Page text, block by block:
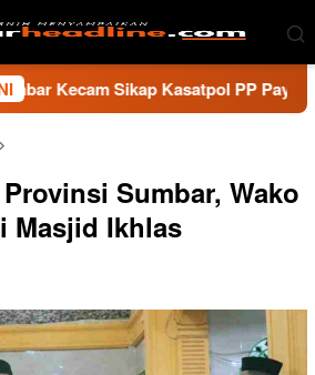
Sikap Kasatpol PP Payakumbuh,
Sumbar, Wako
Masjid Ikhlas